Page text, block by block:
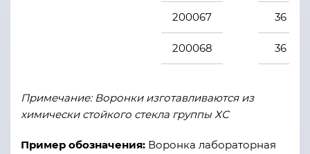
200067 36
200068 36
200070
200071 75
Примечание: Воронки изготавливаются из
химически стойкого стекла группы ХС
Пример обозначения: Воронка лабораторная